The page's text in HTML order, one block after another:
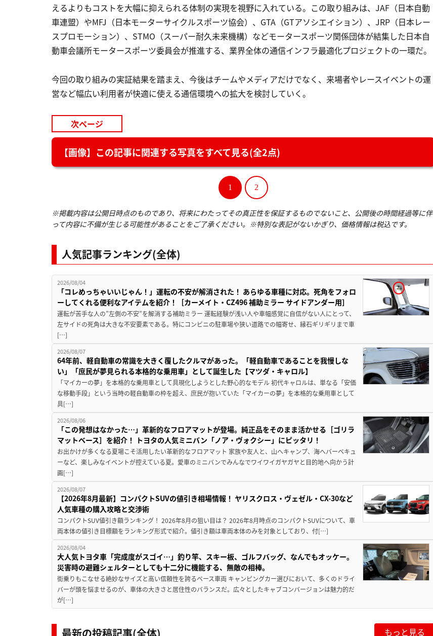
えるよりもコストを大幅に抑えられる体制の実現を視野に入れている。この取り組みは、JAF（日本自動
車連盟）やMFJ（日本モーターサイクルスポーツ協会）、GTA（GTアソシエイション）、JRP（日本レー
スプロモーション）、STMO（スーパー耐久未来機構）などモータースポーツ関係団体が結集した日本自
動車会議所モータースポーツ委員会が推進する、業界全体の通信インフラ最適化プロジェクトの一環だ。
今回の取り組みの実証結果を踏まえ、今後はチームやメディアだけでなく、来場者やレースイベントの運
営など幅広い利用者が快適に使える通信環境への拡大を検討していく。
次ページ
【画像】この記事に関連する写真をすべて見る(全2点)
1 2
※掲載内容は公開日時点のものであり、将来にわたってその真正性を保証するものでないこと、公開後の時間経過等に伴
って内容に不備が生じる可能性があることをご了承ください。※特別な表記がないかぎり、価格情報は税込です。
人気記事ランキング(全体)
2026/08/04
「コレめっちゃいいじゃん！」運転の不安が解消された！ あらゆる車種に対応。死角をフォロ
ーしてくれる便利なアイテムを紹介！［カーメイト・CZ496 補助ミラー サイドアンダー用］
運転が苦手な人の”左側の不安”を解消する補助ミラー 運転経験が浅い人や車幅感覚に自信がない人にとって、
左サイドの死角は大きな不安要素である。特にコンビニの駐車場や狭い道路での幅寄せ、縁石ギリギリまで車
[…]
2026/08/07
64年前、軽自動車の常識を大きく覆したクルマがあった。「軽自動車であることを我慢しな
い」「庶民が夢見られる本格的な乗用車」として誕生した【マツダ・キャロル】
「マイカーの夢」を本格的な乗用車として具現化しようとした野心的なモデル 初代キャロルは、単なる「安価
な移動手段」という当時の軽自動車の枠を超え、庶民が抱いていた「マイカーの夢」を本格的な乗用車として
具[…]
2026/08/06
「この発想はなかった…」革新的なフロアマットが登場。純正品をそのまま活かせる［ゴリラ
マットベース］を紹介！ トヨタの人気ミニバン「ノア・ヴォクシー」にピッタリ！
お出かけが多くなる夏場こそ活用したい革新的なフロアマット 家族や友人と、山へキャンプ、海へバーベキュ
ーなど、楽しみなイベントが控えている夏。愛車のミニバンでみんなでワイワイガヤガヤと目的地へ向かう計
画[…]
2026/08/07
【2026年8月最新】コンパクトSUVの値引き相場情報！ ヤリスクロス・ヴェゼル・CX-30など
人気車種の購入攻略と交渉術
コンパクトSUV値引き額ランキング！ 2026年8月の狙い目は？ 2026年8月時点のコンパクトSUVについて、車
両本体の値引き目標額をランキング形式で紹介。値引き額は車両本体のみを対象としており、付[…]
2026/08/04
大人気トヨタ車「完成度がスゴイ…」釣り竿、スキー板、ゴルフバッグ、なんでもオッケー。
災害時の避難シェルターとしても十二分に機能する、無敵の相棒。
街乗りもこなせる絶妙なサイズと高い信頼性を誇るベース車両 キャンピングカー選びにおいて、多くのドライ
バーが頭を悩ませるのが、車体の大きさと居住性のバランスだ。広々としたキャブコンバージョンは魅力的だ
が[…]
最新の投稿記事(全体) もっと見る